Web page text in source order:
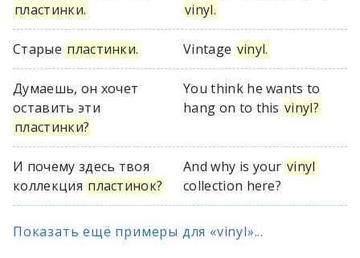
пластинки.
vinyl.
Старые пластинки. Vintage vinyl.
Думаешь, он хочет
оставить эти
пластинки?
You think he wants to
hang on to this vinyl?
И почему здесь твоя
коллекция пластинок?
And why is your vinyl
collection here?
Показать ещё примеры для «vinyl»...